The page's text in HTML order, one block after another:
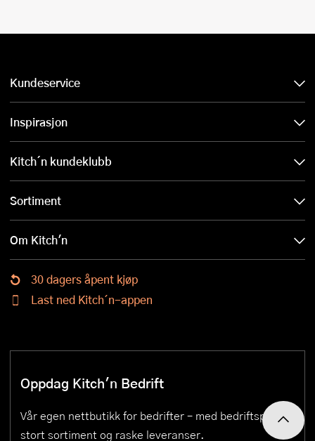
Kundeservice
Inspirasjon
Kitch´n kundeklubb
Sortiment
Om Kitch'n
30 dagers åpent kjøp
Last ned Kitch´n-appen
Oppdag Kitch'n Bedrift
Vår egen nettbutikk for bedrifter – med bedriftspriser,
stort sortiment og raske leveranser.